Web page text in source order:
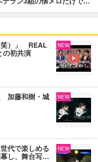
笑）」 REAL
の初共演
NEW
加藤和樹・城
NEW
代で楽しめる
し、舞台写…
NEW